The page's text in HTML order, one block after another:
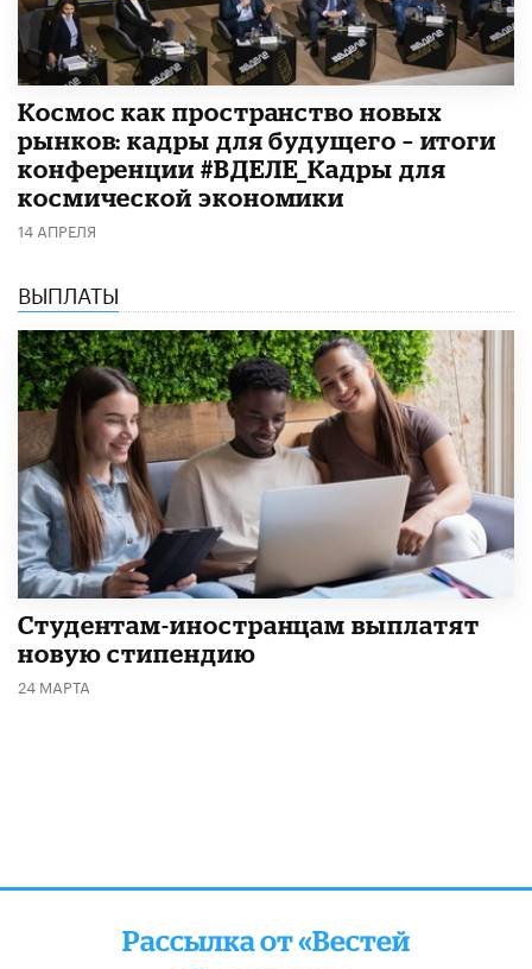
Космос как пространство новых
рынков: кадры для будущего – итоги
конференции #ВДЕЛЕ_Кадры для
космической экономики
14 АПРЕЛЯ
ВЫПЛАТЫ
Студентам-иностранцам выплатят
новую стипендию
24 МАРТА
Рассылка от «Вестей